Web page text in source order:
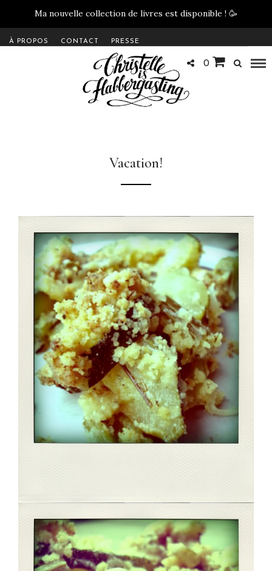
Ma nouvelle collection de livres est disponible ! 🥳
À PROPOS CONTACT PRESSE
0
Vacation!